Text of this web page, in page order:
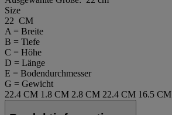
Size
22 CM
A = Breite
B = Tiefe
C = Höhe
D = Länge
E = Bodendurchmesser
G = Gewicht
22.4 CM 1.8 CM 2.8 CM 22.4 CM 16.5 CM